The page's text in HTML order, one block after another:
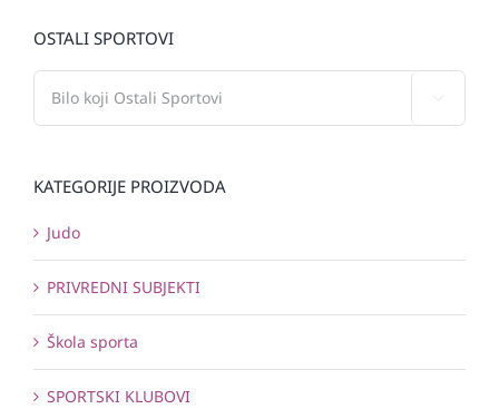
OSTALI SPORTOVI
KATEGORIJE PROIZVODA
Judo
PRIVREDNI SUBJEKTI
Škola sporta
SPORTSKI KLUBOVI